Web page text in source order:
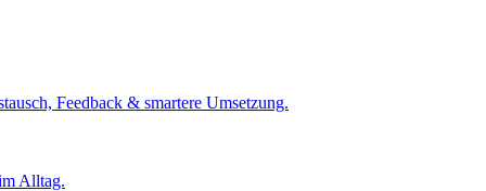
Feedback & smartere Umsetzung.
Alltag.